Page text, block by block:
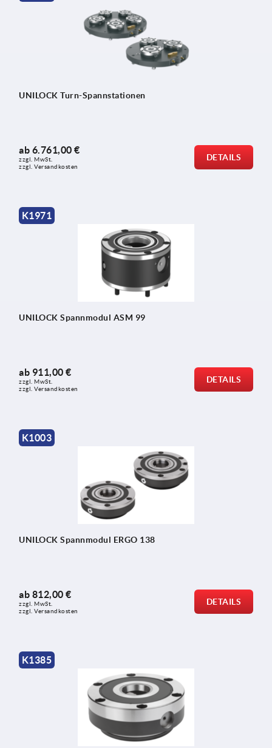
UNILOCK Turn-Spannstationen
ab 6.761,00 €
zzgl. MwSt.
zzgl. Versandkosten
DETAILS
K1971
UNILOCK Spannmodul ASM 99
ab 911,00 €
zzgl. MwSt.
zzgl. Versandkosten
DETAILS
K1003
UNILOCK Spannmodul ERGO 138
ab 812,00 €
zzgl. MwSt.
zzgl. Versandkosten
DETAILS
K1385